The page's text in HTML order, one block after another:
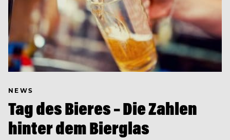
NEWS
Tag des Bieres – Die Zahlen
hinter dem Bierglas